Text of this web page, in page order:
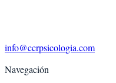
info@ccrpsicologia.com
Navegación